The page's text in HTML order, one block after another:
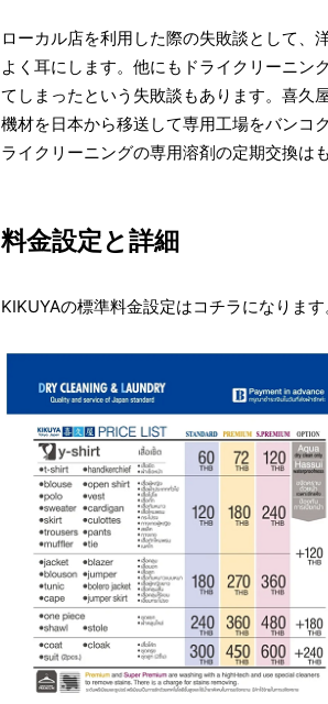
ローカル店を利用した際の失敗談として、
よく耳にします。他にもドライクリーニン
てしまったという失敗談もあります。喜久
機材を日本から移送して専用工場をバンコ
ライクリーニングの専用溶剤の定期交換は
料金設定と詳細
KIKUYAの標準料金設定はコチラになります